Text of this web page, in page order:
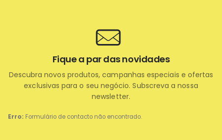
Erro: Formulário de contacto não encontrado.
Fique a par das novidades
Descubra novos produtos, campanhas especiais e ofertas
exclusivas para o seu negócio. Subscreva a nossa
newsletter.